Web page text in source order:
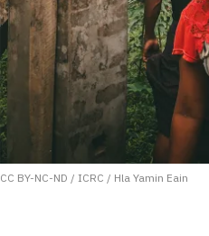
CC BY-NC-ND / ICRC / Hla Yamin Eain